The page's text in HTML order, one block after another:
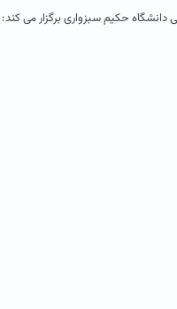
حکیم سبزواری برگزار می کند: